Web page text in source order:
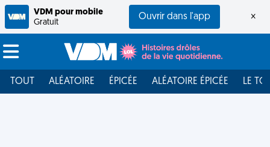
VDM pour mobile
Gratuit
Ouvrir dans l'app ×
TOUT ALÉATOIRE ÉPICÉE ALÉATOIRE ÉPICÉE LE